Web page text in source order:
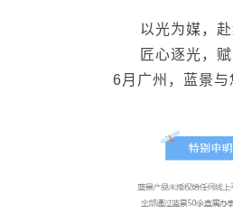
以光为媒，赴
匠心逐光，赋
6月广州，蓝景与